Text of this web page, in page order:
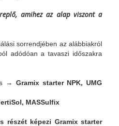
amihez az alap viszont a
sorrendjében az alábbiakról
adódóan a tavaszi időszakra
→
Gramix starter NPK, UMG
MASSulfix
részét képezi Gramix starter